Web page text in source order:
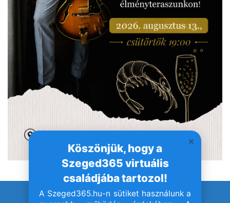
Köszönjük, hogy a
Szeged365 virtuális
családjába tartozol!
A Szeged365.hu-n sütiket használunk a
© Szeged365.hu I Minden jog fenntartva!